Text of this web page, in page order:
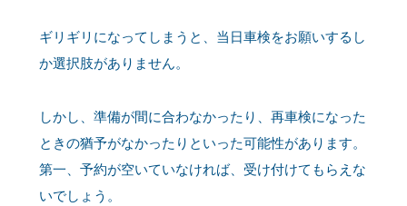
ギリギリになってしまうと、当日車検をお願いするし
か選択肢がありません。
しかし、準備が間に合わなかったり、再車検になった
ときの猶予がなかったりといった可能性があります。
第一、予約が空いていなければ、受け付けてもらえな
いでしょう。